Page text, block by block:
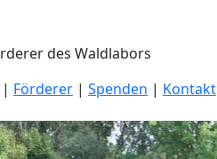
des Waldlabors
| Förderer | Spenden | Kontakt